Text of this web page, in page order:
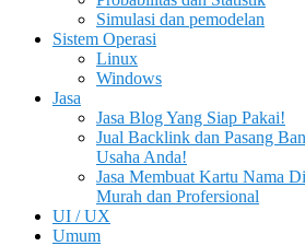
Simulasi dan pemodelan
Sistem Operasi
Linux
Windows
Jasa
Jasa Blog Yang Siap Pakai!
Jual Backlink dan Pasang
Usaha Anda!
Jasa Membuat Kartu Nama
Murah dan Profersional
UI / UX
Umum